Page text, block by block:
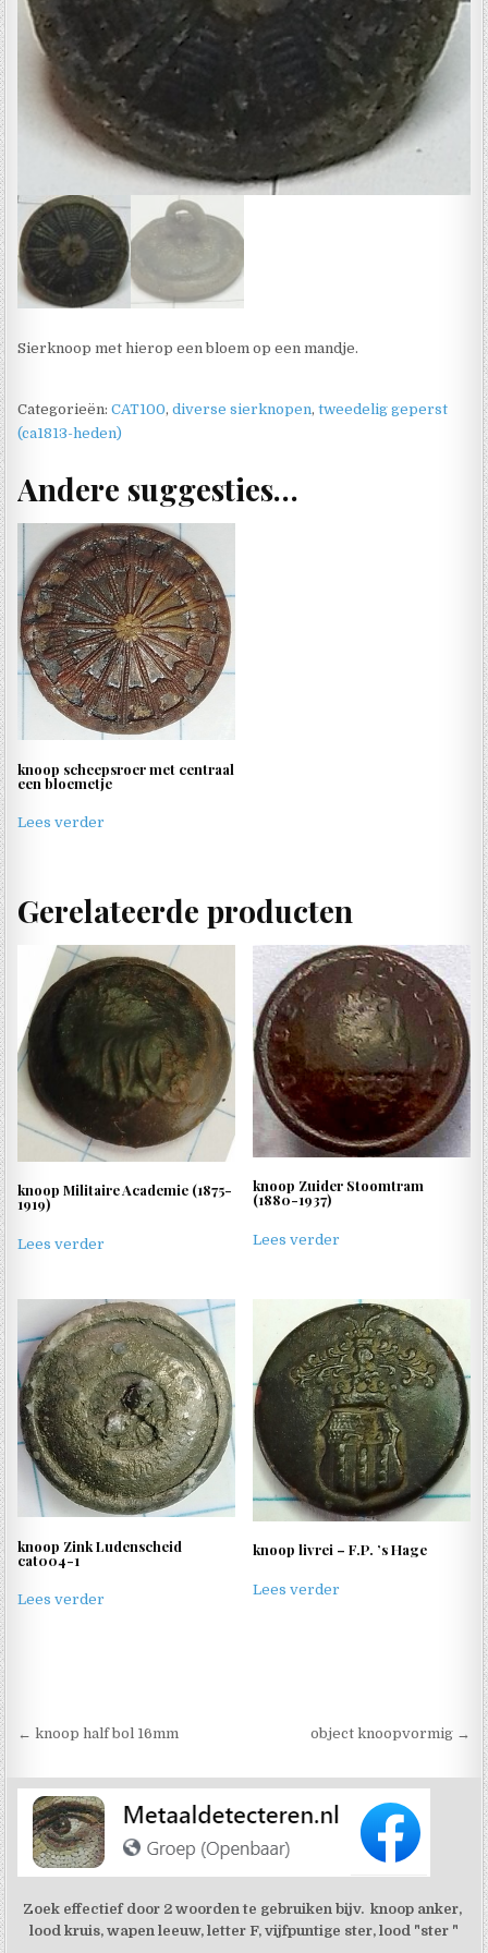
Sierknoop met hierop een bloem op een mandje.
Categorieën:CAT100,diverse sierknopen,tweedelig geperst
(ca1813-heden)
Andere suggesties…
knoop scheepsroer met centraal
een bloemetje
Lees verder
Gerelateerde producten
knoop Militaire Academie (1875-
1919)
Lees verder
knoop Zuider Stoomtram
(1880-1937)
Lees verder
knoop Zink Ludenscheid
cat004-1
Lees verder
knoop livrei – F.P. ’s Hage
Lees verder
Berichtnavigatie
← knoop half bol 16mm object knoopvormig →
Zoek effectief door 2 woorden te gebruiken bijv. knoop anker,
lood kruis, wapen leeuw, letter F, vijfpuntige ster, lood "ster "